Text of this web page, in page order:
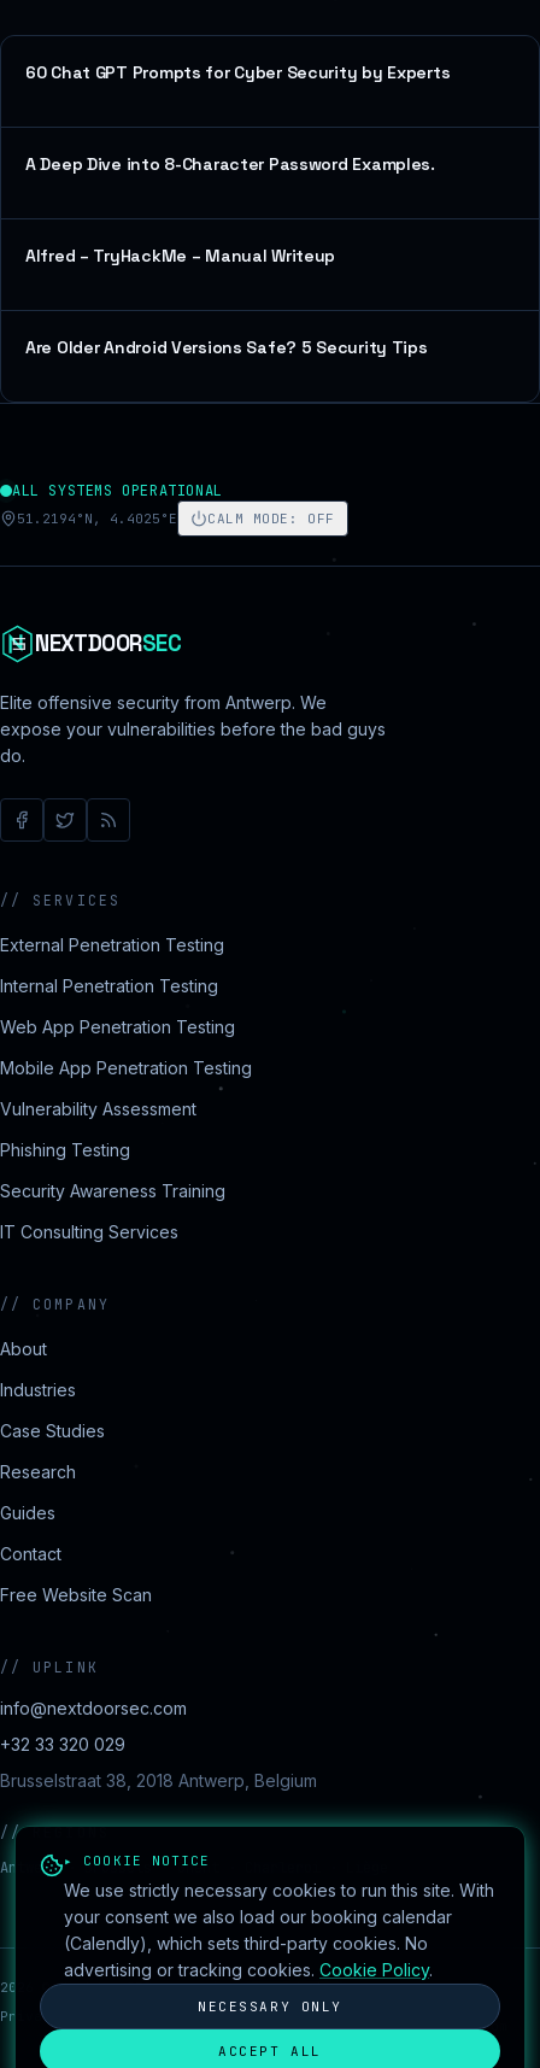
60 Chat GPT Prompts for Cyber Security by Experts
A Deep Dive into 8-Character Password Examples.
Alfred – TryHackMe – Manual Writeup
Are Older Android Versions Safe? 5 Security Tips
ALL SYSTEMS OPERATIONAL
51.2194°N, 4.4025°E CALM MODE : OFF
NEXTDOORSEC
Elite offensive security from Antwerp. We
expose your vulnerabilities before the bad guys
do.
// SERVICES
External Penetration Testing
Internal Penetration Testing
Web App Penetration Testing
Mobile App Penetration Testing
Vulnerability Assessment
Phishing Testing
Security Awareness Training
IT Consulting Services
// COMPANY
About
Industries
Case Studies
Research
Guides
Contact
Free Website Scan
// UPLINK
info@nextdoorsec.com
+32 33 320 029
Brusselstraat 38, 2018 Antwerp, Belgium
//REGIONS
Antwerp · Brussels · Ghent · Charleroi · Liège
2026 ©NextdoorSEC·session encrypted●
Privacy
Disclaimer
Cookie
settings
AydanConsulting.com
▸ COOKIE NOTICE
We use strictly necessary cookies to run this site. With
your consent we also load our booking calendar
(Calendly), which sets third-party cookies. No
advertising or tracking cookies. Cookie Policy.
NECESSARY ONLY
ACCEPT ALL